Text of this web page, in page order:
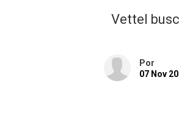
Vettel
Por
07 Nov